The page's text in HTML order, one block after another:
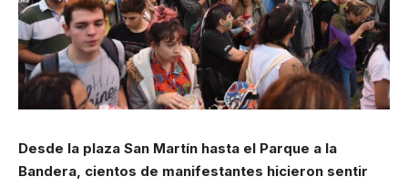
Desde la plaza San Martín hasta el Parque a la
Bandera, cientos de manifestantes hicieron sentir